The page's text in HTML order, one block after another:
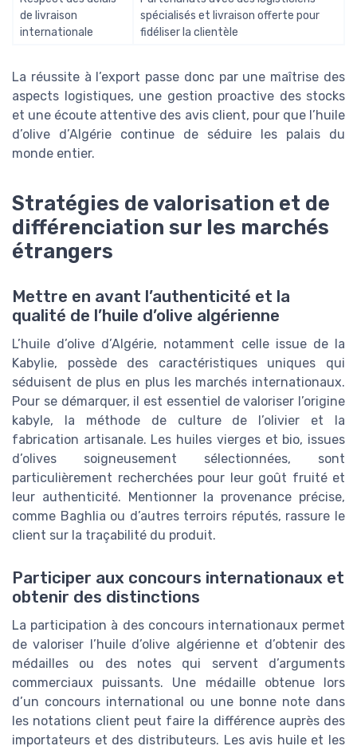
de livraison
internationale
spécialisés et livraison offerte pour
fidéliser la clientèle
La réussite à l’export passe donc par une maîtrise des
aspects logistiques, une gestion proactive des stocks
et une écoute attentive des avis client, pour que l’huile
d’olive d’Algérie continue de séduire les palais du
monde entier.
Stratégies de valorisation et de
différenciation sur les marchés
étrangers
Mettre en avant l’authenticité et la
qualité de l’huile d’olive algérienne
L’huile d’olive d’Algérie, notamment celle issue de la
Kabylie, possède des caractéristiques uniques qui
séduisent de plus en plus les marchés internationaux.
Pour se démarquer, il est essentiel de valoriser l’origine
kabyle, la méthode de culture de l’olivier et la
fabrication artisanale. Les huiles vierges et bio, issues
d’olives soigneusement sélectionnées, sont
particulièrement recherchées pour leur goût fruité et
leur authenticité. Mentionner la provenance précise,
comme Baghlia ou d’autres terroirs réputés, rassure le
client sur la traçabilité du produit.
Participer aux concours internationaux et
obtenir des distinctions
La participation à des concours internationaux permet
de valoriser l’huile d’olive algérienne et d’obtenir des
médailles ou des notes qui servent d’arguments
commerciaux puissants. Une médaille obtenue lors
d’un concours international ou une bonne note dans
les notations client peut faire la différence auprès des
importateurs et des distributeurs. Les avis huile et les